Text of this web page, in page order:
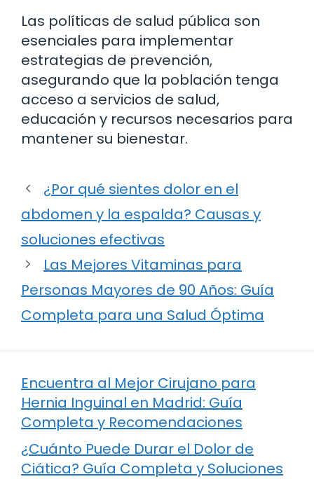
Las políticas de salud pública son
esenciales para implementar
estrategias de prevención,
asegurando que la población tenga
acceso a servicios de salud,
educación y recursos necesarios para
mantener su bienestar.
¿Por qué sientes dolor en el
abdomen y la espalda? Causas y
soluciones efectivas
Las Mejores Vitaminas para
Personas Mayores de 90 Años: Guía
Completa para una Salud Óptima
Encuentra al Mejor Cirujano para
Hernia Inguinal en Madrid: Guía
Completa y Recomendaciones
¿Cuánto Puede Durar el Dolor de
Ciática? Guía Completa y Soluciones